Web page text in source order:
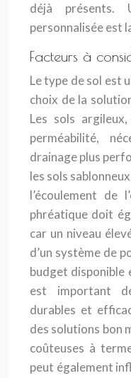
déjà présents.
personnalisée est
Facteurs à
Le type de sol est
choix de la
Les sols
perméabilité,
drainage plus
les sols
l’écoulement de
phréatique doit
car un niveau
d’un système de
budget disponible
est important
durables et
des solutions bon
coûteuses à
peut également